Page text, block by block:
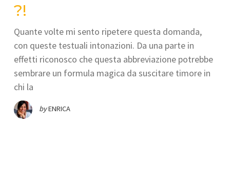
?!
Quante volte mi sento ripetere questa domanda,
con queste testuali intonazioni. Da una parte in
effetti riconosco che questa abbreviazione potrebbe
sembrare un formula magica da suscitare timore in
chi la
byENRICA